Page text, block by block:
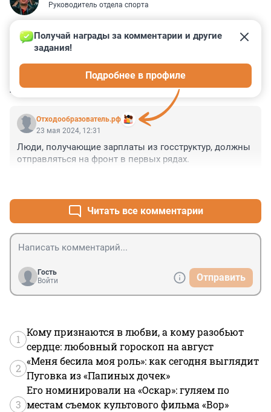
Руководитель отдела спорта
КОММЕНТАРИИ 1
Отходообразователь.рф
Получай награды за комментарии и другие
задания!
Подробнее в профиле
23 мая 2024, 12:31
Люди, получающие зарплаты из госструктур, должны
отправляться на фронт в первых рядах.
Читать все комментарии
Гость
Войти
Отправить
1
Кому признаются в любви, а кому разобьют
сердце: любовный гороскоп на август
2
«Меня бесила моя роль»: как сегодня выглядит
Пуговка из «Папиных дочек»
3
Его номинировали на «Оскар»: гуляем по
местам съемок культового фильма «Вор»